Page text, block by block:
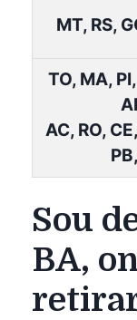
MT, RS,
TO, MA,
AC, RO,
Sou
BA,